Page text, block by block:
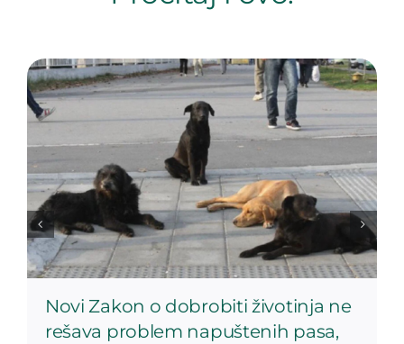
Novi Zakon o dobrobiti životinja ne
rešava problem napuštenih pasa,